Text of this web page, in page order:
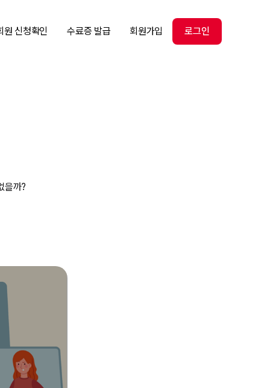
원 신청확인 수료증 발급 회원가입 로그인
을까?